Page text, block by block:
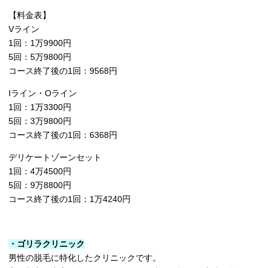
【料金表】
Vライン
1回：1万9900円
5回：5万9800円
コース終了後の1回：9568円
Iライン・Oライン
1回：1万3300円
5回：3万9800円
コース終了後の1回：6368円
デリケートゾーンセット
1回：4万4500円
5回：9万8800円
コース終了後の1回：1万4240円
・ゴリラクリニック
男性の脱毛に特化したクリニックです。